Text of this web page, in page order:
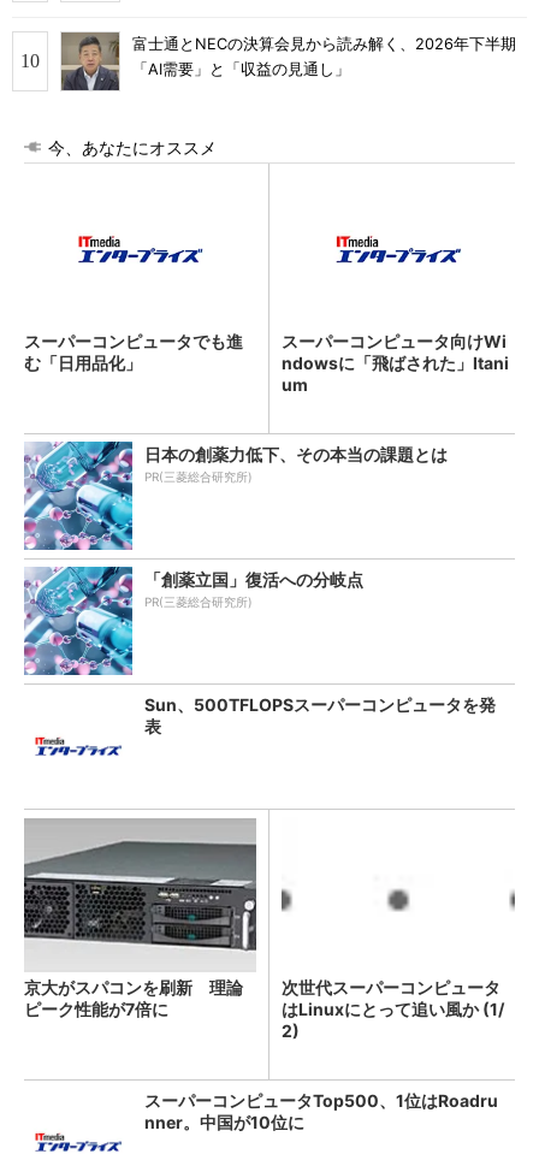
富士通とNECの決算会見から読み解く、2026年下半期
「AI需要」と「収益の見通し」
今、あなたにオススメ
スーパーコンピュータでも進
む「日用品化」
スーパーコンピュータ向けWi
ndowsに「飛ばされた」Itani
um
日本の創薬力低下、その本当の課題とは
PR(三菱総合研究所)
「創薬立国」復活への分岐点
PR(三菱総合研究所)
Sun、500TFLOPSスーパーコンピュータを発
表
京大がスパコンを刷新 理論
ピーク性能が7倍に
次世代スーパーコンピュータ
はLinuxにとって追い風か (1/
2)
スーパーコンピュータTop500、1位はRoadru
nner。中国が10位に